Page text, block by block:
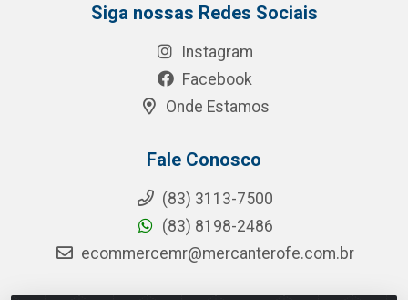
Siga nossas Redes Sociais
Instagram
Facebook
Onde Estamos
Fale Conosco
(83) 3113-7500
(83) 8198-2486
ecommercemr@mercanterofe.com.br